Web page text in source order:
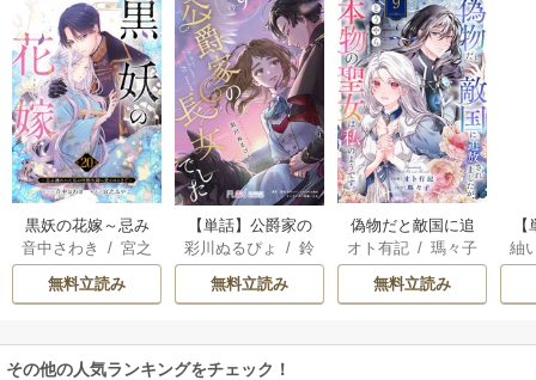
黒妖の花嫁～忌み
嫌われた私が冷酷
大尉に愛されるま
で～
音中さわき /宮之
みやこ
無料立読み
【単話】公爵家の
長女でした
彩川ぬるぴょ /鈴
音さや/たむ
無料立読み
偽物だと敵国に追
放されましたが、
どうやら本物の聖
女は私のようで
オト有記 /瑪々子
無料立読み
ら
紬
その他の人気ランキングをチェック！